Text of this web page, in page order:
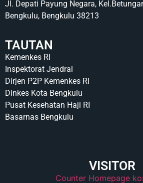
Jl. Depati Payung Negara,
Bengkulu, Bengkulu 38213
TAUTAN
Kemenkes RI
Inspektorat Jendral
Dirjen P2P Kemenkes RI
Dinkes Kota Bengkulu
Pusat Kesehatan Haji RI
Basarnas Bengkulu
VISITOR
Counter Homepage